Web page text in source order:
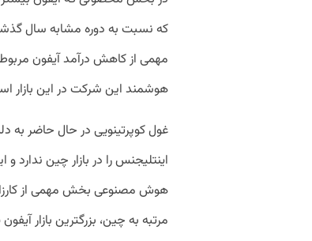
هوشمند این شرکت در این بازار
غول کوپرتینویی در حال حاضر
اینتلیجنس را در بازار چین ندارد و
هوش مصنوعی بخش مهمی از
مرتبه به چین، بزرگترین بازار